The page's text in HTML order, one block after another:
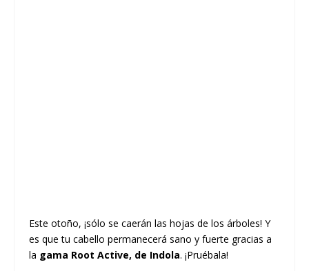
Este otoño, ¡sólo se caerán las hojas de los árboles! Y
es que tu cabello permanecerá sano y fuerte gracias a
la gama Root Active, de Indola. ¡Pruébala!